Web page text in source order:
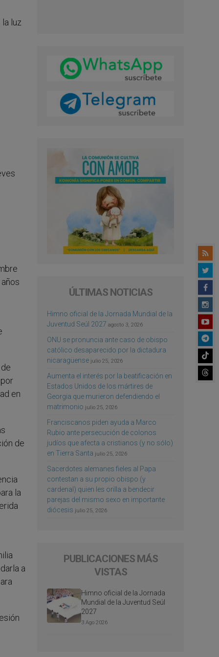
luz
en
de
la
a
ÚLTIMAS NOTICIAS
Himno oficial de la Jornada Mundial de la
Juventud Seúl 2027 agosto 3, 2026
ONU se pronuncia ante caso de obispo
católico desaparecido por la dictadura
nicaragüense julio 25, 2026
Aumenta el interés por la beatificación en
Estados Unidos de los mártires de
Georgia que murieron defendiendo el
matrimonio julio 25, 2026
Franciscanos piden ayuda a Marco
Rubio ante persecución de colonos
judíos que afecta a cristianos (y no sólo)
en Tierra Santa julio 25, 2026
Sacerdotes alemanes fieles al Papa
contestan a su propio obispo (y
cardenal) quien les orilla a bendecir
parejas del mismo sexo en importante
diócesis julio 25, 2026
PUBLICACIONES MÁS
VISTAS
Himno oficial de la Jornada
Mundial de la Juventud Seúl
2027
3 Ago 2026